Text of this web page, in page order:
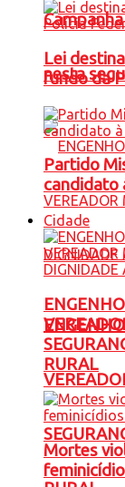
nesta
Lei
fundo da
Partido
candidato
Cidade
RURAL
Mortes